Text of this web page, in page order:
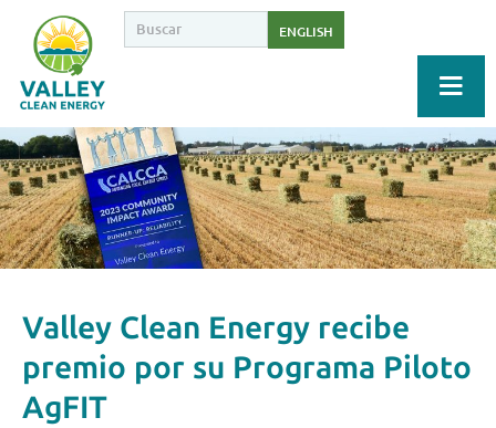
ENGLISH
Valley Clean Energy recibe
premio por su Programa Piloto
AgFIT